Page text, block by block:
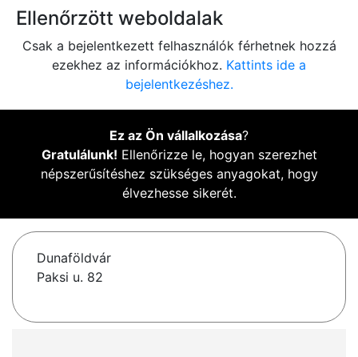
Ellenőrzött weboldalak
Csak a bejelentkezett felhasználók férhetnek hozzá
ezekhez az információkhoz. Kattints ide a
bejelentkezéshez.
Ez az Ön vállalkozása?
Gratulálunk! Ellenőrizze le, hogyan szerezhet
népszerűsítéshez szükséges anyagokat, hogy
élvezhesse sikerét.
Dunaföldvár
Paksi u. 82